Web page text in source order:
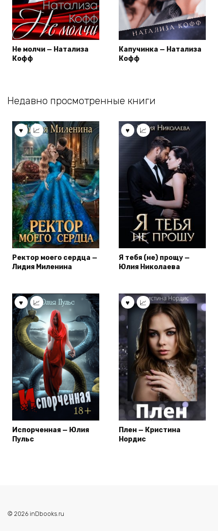
Не молчи — Натализа
Кофф
Капучинка — Натализа
Кофф
Недавно просмотренные книги
Ректор моего сердца —
Лидия Миленина
Я тебя (не) прощу —
Юлия Николаева
Испорченная — Юлия
Пульс
Плен — Кристина
Нордис
© 2026 inDbooks.ru